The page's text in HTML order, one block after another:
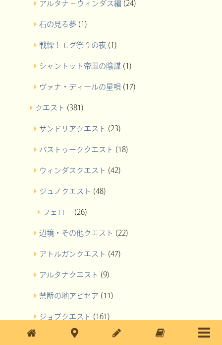
アルタナ – ウィンダス編 (24)
石の見る夢 (1)
戦慄！モグ祭りの夜(1)
シャントット帝国の陰謀(1)
ヴァナ・ディールの星唄 (17)
クエスト (381)
サンドリアクエスト (23)
バストゥーククエスト (18)
ウィンダスクエスト (42)
ジュノクエスト (48)
フェロー (26)
辺境・その他クエスト (22)
アトルガンクエスト (47)
アルタナクエスト (9)
禁断の地アビセア (11)
ジョブクエスト (161)